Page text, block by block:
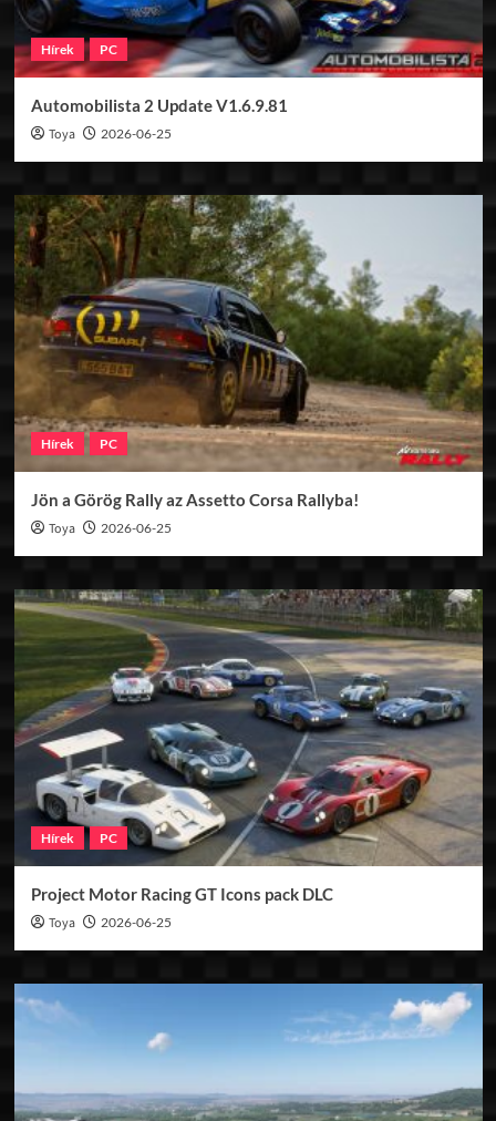
Hírek PC
Automobilista 2 Update V1.6.9.81
Toya 2026-06-25
Hírek PC
Jön a Görög Rally az Assetto Corsa Rallyba!
Toya 2026-06-25
Hírek PC
Project Motor Racing GT Icons pack DLC
Toya 2026-06-25